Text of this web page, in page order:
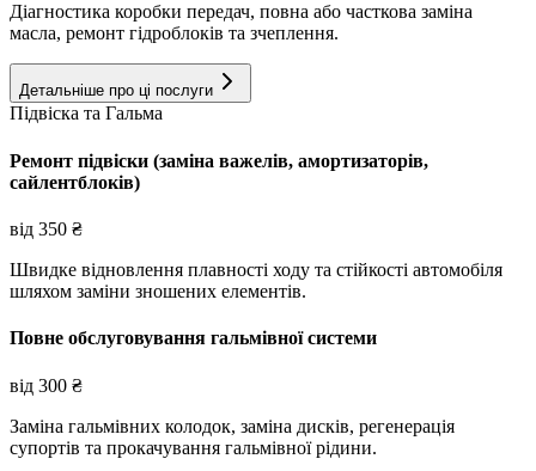
Діагностика коробки передач, повна або часткова заміна
масла, ремонт гідроблоків та зчеплення.
Детальніше про ці послуги
Підвіска та Гальма
Ремонт підвіски (заміна важелів, амортизаторів,
сайлентблоків)
від 350 ₴
Швидке відновлення плавності ходу та стійкості автомобіля
шляхом заміни зношених елементів.
Повне обслуговування гальмівної системи
від 300 ₴
Заміна гальмівних колодок, заміна дисків, регенерація
супортів та прокачування гальмівної рідини.